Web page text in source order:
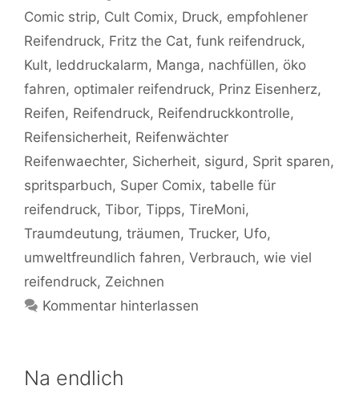
Comic strip, Cult Comix, Druck, empfohlener
Reifendruck, Fritz the Cat, funk reifendruck,
Kult, leddruckalarm, Manga, nachfüllen, öko
fahren, optimaler reifendruck, Prinz Eisenherz,
Reifen, Reifendruck, Reifendruckkontrolle,
Reifensicherheit, Reifenwächter
Reifenwaechter, Sicherheit, sigurd, Sprit sparen,
spritsparbuch, Super Comix, tabelle für
reifendruck, Tibor, Tipps, TireMoni,
Traumdeutung, träumen, Trucker, Ufo,
umweltfreundlich fahren, Verbrauch, wie viel
reifendruck, Zeichnen
Kommentar hinterlassen
Na endlich